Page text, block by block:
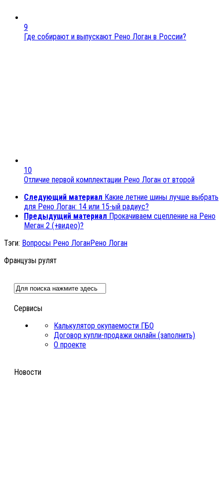
9
Где собирают и выпускают Рено Логан в России?
10
Отличие первой комплектации Рено Логан от второй
Следующий материал Какие летние шины лучше выбрать
для Рено Логан: 14 или 15-ый радиус?
Предыдущий материал Прокачиваем сцепление на Рено
Меган 2 (+видео)?
Тэги: Вопросы Рено ЛоганРено Логан
Французы рулят
Сервисы
Калькулятор окупаемости ГБО
Договор купли-продажи онлайн (заполнить)
О проекте
Новости